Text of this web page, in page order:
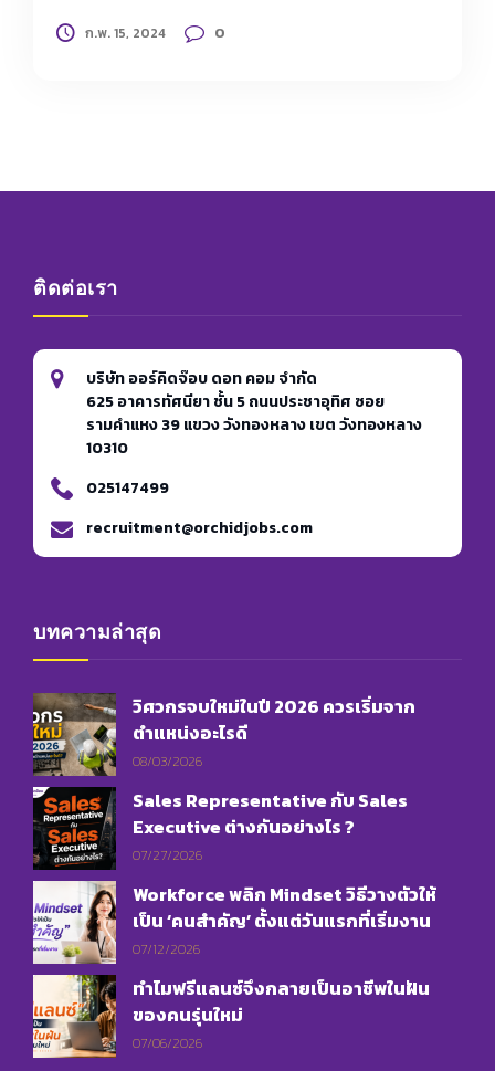
ก.พ. 15, 2024 0
ติดต่อเรา
บริษัท ออร์คิดจ๊อบ ดอท คอม จำกัด
625 อาคารทัศนียา ชั้น 5 ถนนประชาอุทิศ ซอย
รามคำแหง 39 แขวง วังทองหลาง เขต วังทองหลาง
10310
025147499
recruitment@orchidjobs.com
บทความล่าสุด
วิศวกรจบใหม่ในปี 2026 ควรเริ่มจาก
ตำแหน่งอะไรดี
08/03/2026
Sales Representative กับ Sales
Executive ต่างกันอย่างไร ?
07/27/2026
Workforce พลิก Mindset วิธีวางตัวให้
เป็น ‘คนสำคัญ’ ตั้งแต่วันแรกที่เริ่มงาน
07/12/2026
ทำไมฟรีแลนซ์จึงกลายเป็นอาชีพในฝัน
ของคนรุ่นใหม่
07/06/2026